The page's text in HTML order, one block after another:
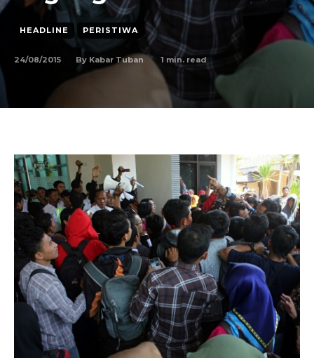
HEADLINE PERISTIWA
24/08/2015 By Kabar Tuban 1 min. read